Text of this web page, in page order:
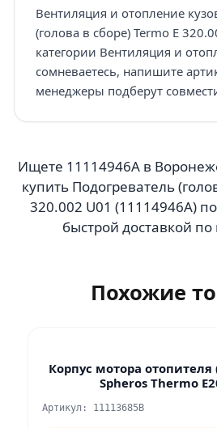
Вентиляция и отопление
(голова в сборе) Termo E
категории Вентиляция и
сомневаетесь, напишите
менеджеры подберут
Ищете 11114946A в
купить Подогреватель
320.002 U01 (11114946A)
быстрой доставкой по
Похожие
Корпус мотора
Spheros Thermo
Артикул: 11113685B